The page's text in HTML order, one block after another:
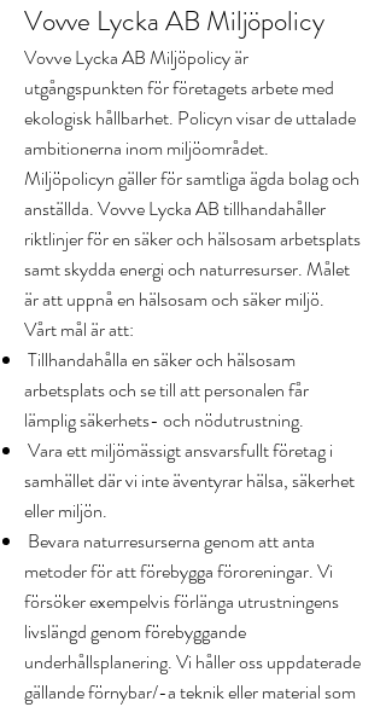
Vovve Lycka AB Miljöpolicy
Vovve Lycka AB Miljöpolicy är
utgångspunkten för företagets arbete med
ekologisk hållbarhet. Policyn visar de uttalade
ambitionerna inom miljöområdet.
Miljöpolicyn gäller för samtliga ägda bolag och
anställda.Vovve Lycka AB tillhandahåller
riktlinjer för en säker och hälsosam arbetsplats
samt skydda energi och naturresurser. Målet
är att uppnå en hälsosam och säker miljö.
Vårt mål är att:
Tillhandahålla en säker och hälsosam
arbetsplats och se till att personalen får
lämplig säkerhets- och nödutrustning.
Vara ett miljömässigt ansvarsfullt företag i
samhället där vi inte äventyrar hälsa, säkerhet
eller miljön.
Bevara naturresurserna genom att anta
metoder för att förebygga föroreningar. Vi
försöker exempelvis förlänga utrustningens
livslängd genom förebyggande
underhållsplanering. Vi håller oss uppdaterade
gällande förnybar/-a teknik eller material som